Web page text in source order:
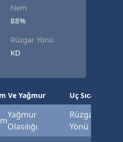
Nem
88%
Rüzgar Yönü
KD
Ve Yağmur Uç Sıcaklık (°C)
Yağmur
Olasılığı
Rüzgar
Yönü